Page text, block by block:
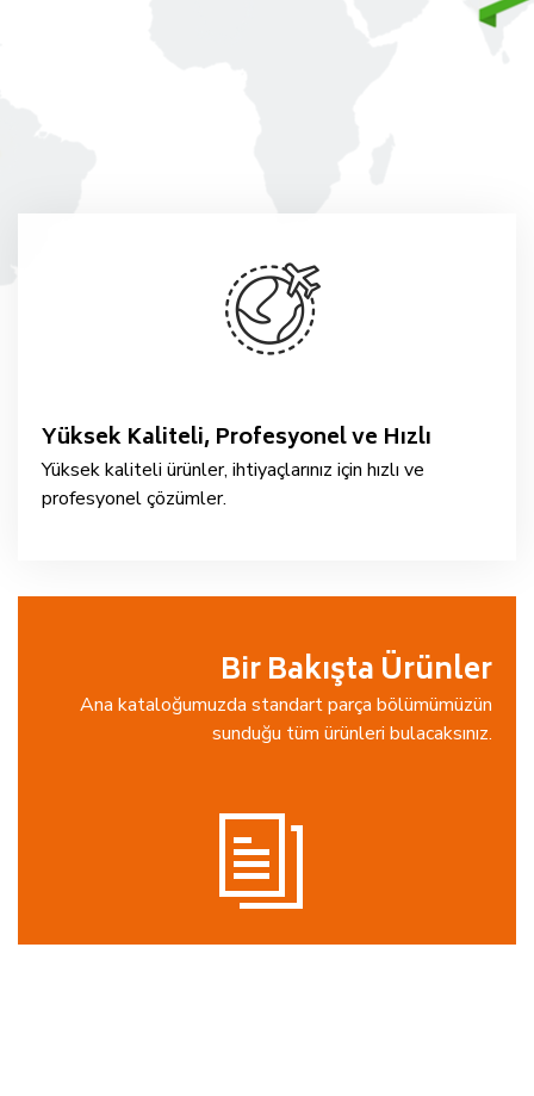
Yüksek Kaliteli, Profesyonel ve Hızlı
Yüksek kaliteli ürünler, ihtiyaçlarınız için hızlı ve
profesyonel çözümler.
Bir Bakışta Ürünler
Ana kataloğumuzda standart parça bölümümüzün
sunduğu tüm ürünleri bulacaksınız.